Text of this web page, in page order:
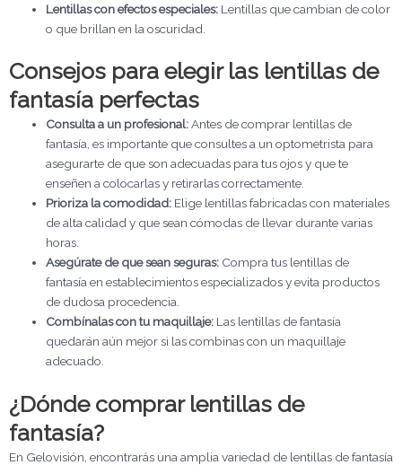
Lentillas con efectos especiales: Lentillas que cambian de color
o que brillan en la oscuridad.
Consejos para elegir las lentillas de
fantasía perfectas
Consulta a un profesional:Antes de comprar lentillas de
fantasía, es importante que consultes a un optometrista para
asegurarte de que son adecuadas para tus ojos y que te
enseñen a colocarlas y retirarlas correctamente.
Prioriza la comodidad: Elige lentillas fabricadas con materiales
de alta calidad y que sean cómodas de llevar durante varias
horas.
Asegúrate de que sean seguras: Compra tus lentillas de
fantasía en establecimientos especializados y evita productos
de dudosa procedencia.
Combínalas con tu maquillaje: Las lentillas de fantasía
quedarán aún mejor si las combinas con un maquillaje
adecuado.
¿Dónde comprar lentillas de
fantasía?
En Gelovisión, encontrarás una amplia variedad de lentillas de fantasía